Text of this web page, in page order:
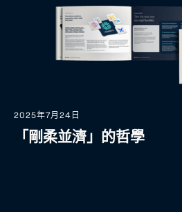
2025年7月24日
「剛柔並濟」的哲學